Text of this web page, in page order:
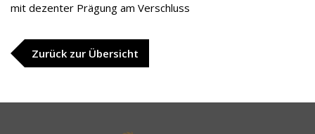
mit dezenter Prägung am Verschluss
Zurück zur Übersicht